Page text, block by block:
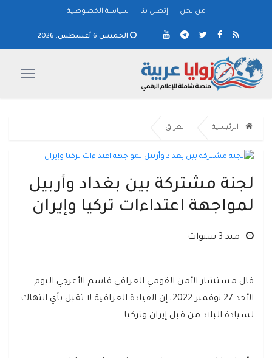
من نحن إتصل بنا سياسة الخصوصية
الخميس 6 أغسطس, 2026
الرئيسية العراق
لجنة مشتركة بين بغداد وأربيل
لمواجهة اعتداءات تركيا وإيران
منذ 3 سنوات
قال مستشار الأمن القومي العراقي قاسم الأعرجي اليوم
الأحد 27 نوفمبر 2022، إن القيادة العراقية لا تقبل بأي انتهاك
لسيادة البلاد من قبل إيران وتركيا.